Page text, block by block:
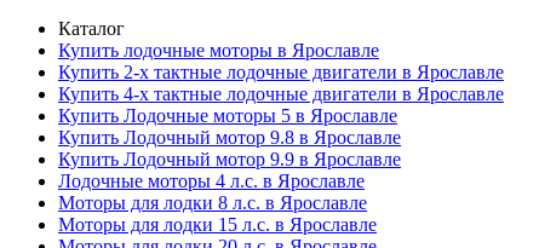
Каталог
Купить лодочные моторы в Ярославле
Купить 2-х тактные лодочные двигатели в Ярославле
Купить 4-х тактные лодочные двигатели в Ярославле
Купить Лодочные моторы 5 в Ярославле
Купить Лодочный мотор 9.8 в Ярославле
Купить Лодочный мотор 9.9 в Ярославле
Лодочные моторы 4 л.с. в Ярославле
Моторы для лодки 8 л.с. в Ярославле
Моторы для лодки 15 л.с. в Ярославле